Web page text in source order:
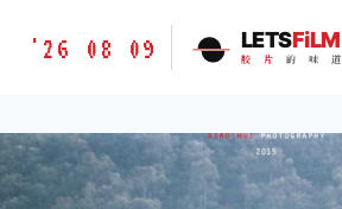
胶
味
道
LETSFILM
'26 08 09 LETSFiLM
胶 片 的 味 道